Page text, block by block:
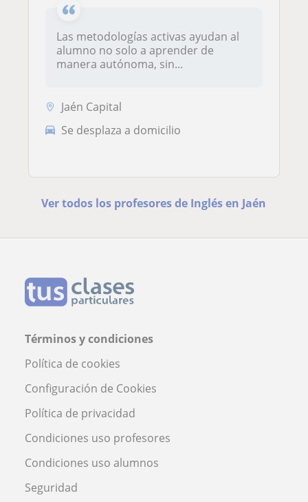
Las metodologías activas ayudan al
alumno no solo a aprender de
manera autónoma, sin...
Jaén Capital
Se desplaza a domicilio
Ver todos los profesores de Inglés en Jaén
Términos y condiciones
Política de cookies
Configuración de Cookies
Política de privacidad
Condiciones uso profesores
Condiciones uso alumnos
Seguridad